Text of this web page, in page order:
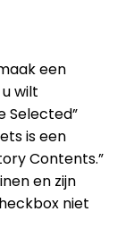
een
wilt
Selected”
is een
Contents.”
en zijn
niet